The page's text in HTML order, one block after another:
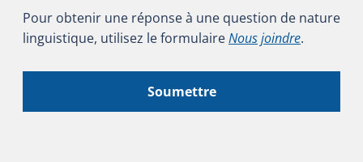
Pour obtenir une réponse à une question de nature
linguistique, utilisez le formulaireNous joindre.
Soumettre